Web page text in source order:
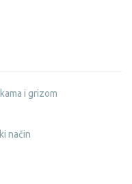
i grizom
način